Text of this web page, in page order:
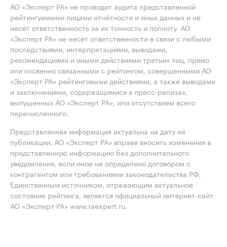
АО «Эксперт РА» не проводит аудита представленной
рейтингуемыми лицами отчётности и иных данных и не
несёт ответственность за их точность и полноту. АО
«Эксперт РА» не несет ответственности в связи с любыми
последствиями, интерпретациями, выводами,
рекомендациями и иными действиями третьих лиц, прямо
или косвенно связанными с рейтингом, совершенными АО
«Эксперт РА» рейтинговыми действиями, а также выводами
и заключениями, содержащимися в пресс-релизах,
выпущенных АО «Эксперт РА», или отсутствием всего
перечисленного.
Представленная информация актуальна на дату её
публикации. АО «Эксперт РА» вправе вносить изменения в
представленную информацию без дополнительного
уведомления, если иное не определено договором с
контрагентом или требованиями законодательства РФ.
Единственным источником, отражающим актуальное
состояние рейтинга, является официальный интернет-сайт
АО «Эксперт РА» www.raexpert.ru.